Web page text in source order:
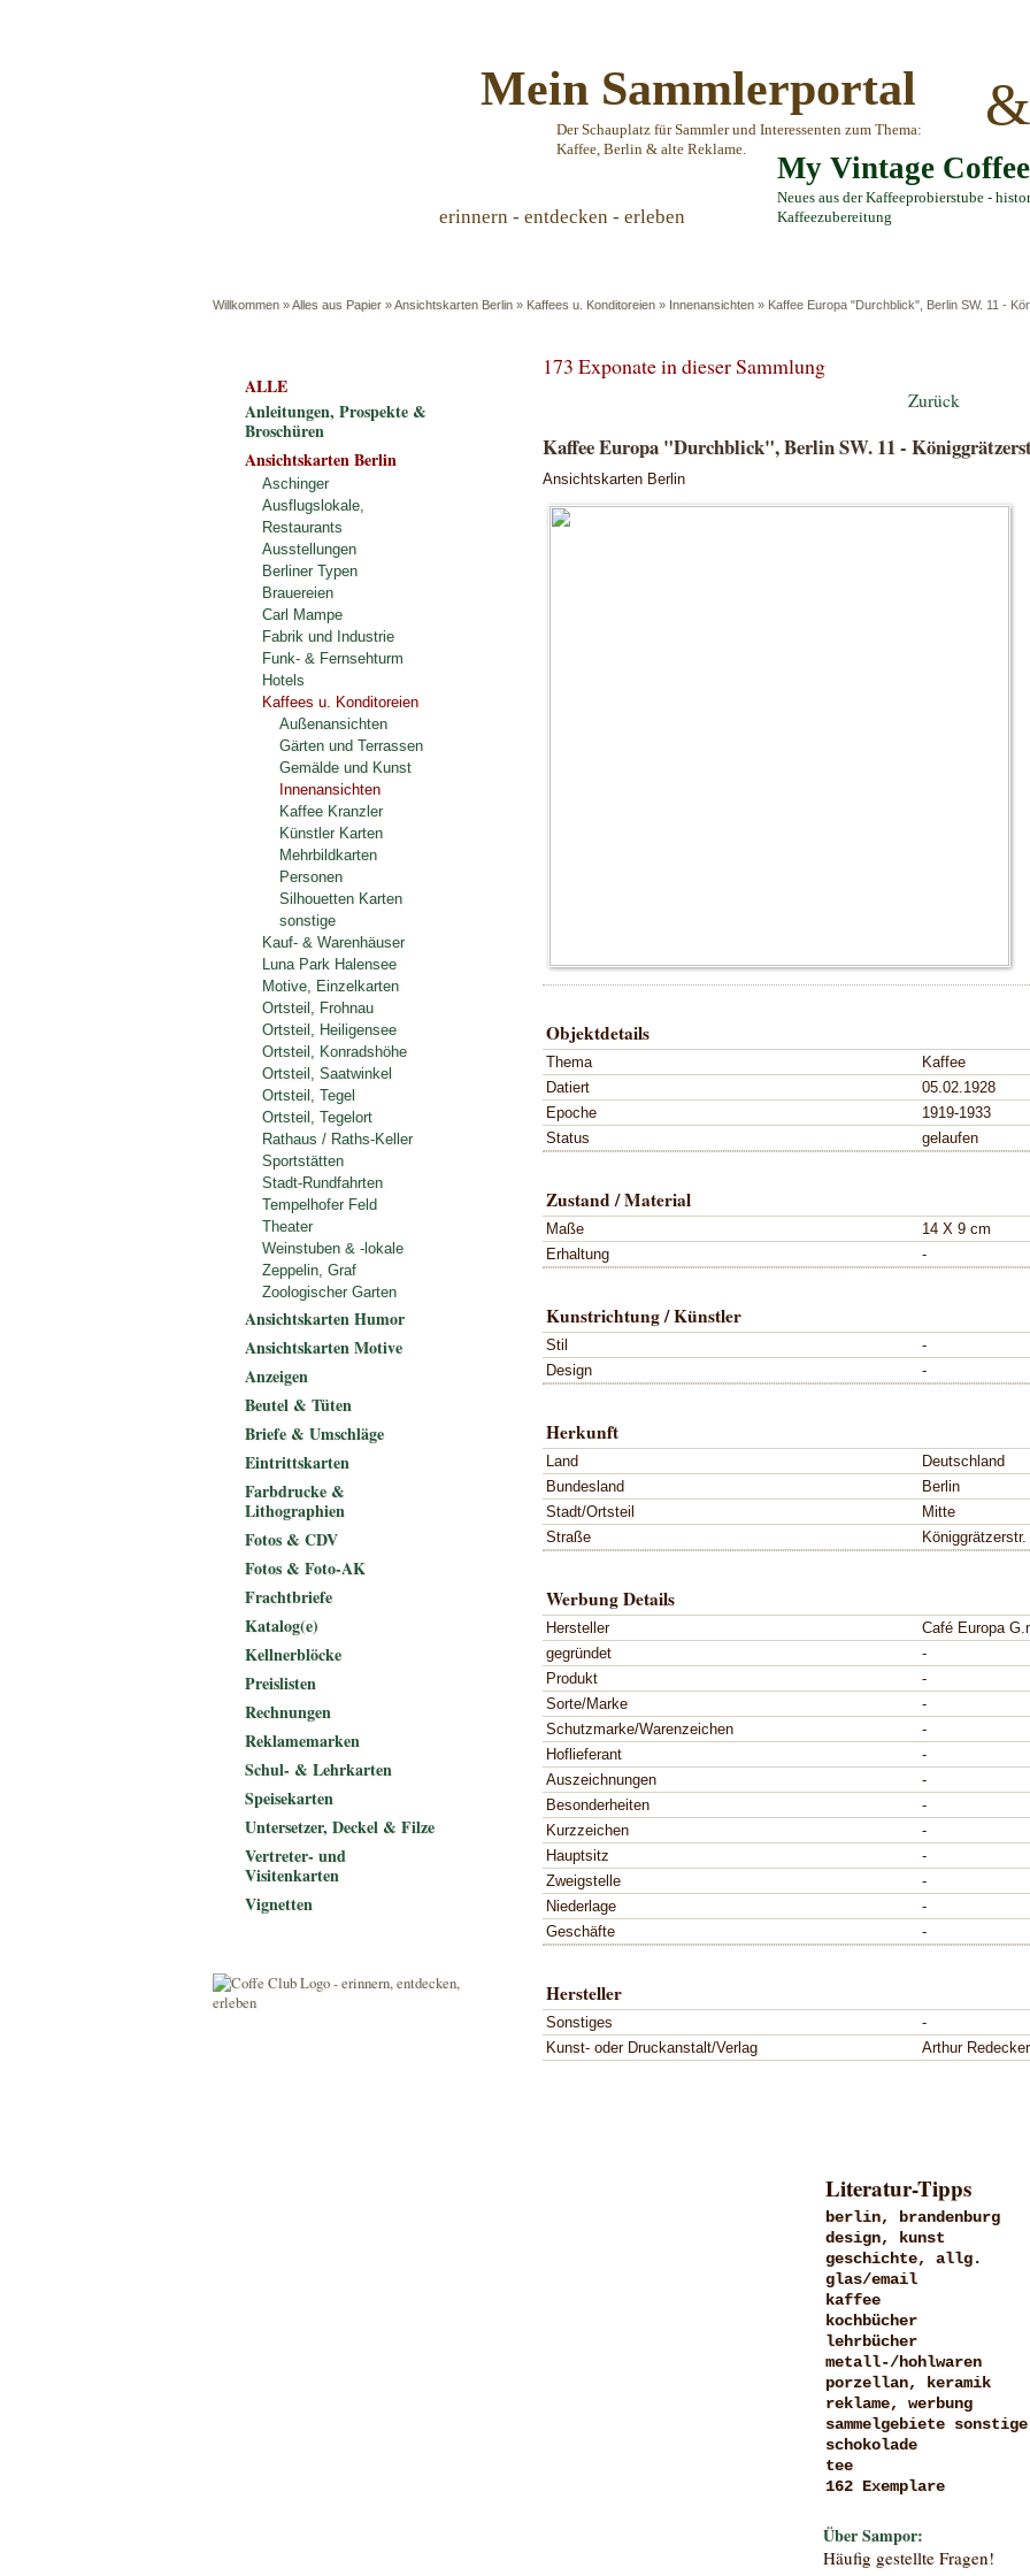
Mein Sammlerportal
Der Schauplatz für Sammler und Interessenten zum Thema:
Kaffee, Berlin & alte Reklame.
&
My Vintage
Neues aus der Kaffeeprobierstube -
Kaffeezubereitung
erinnern - entdecken - erleben
Willkommen »Alles aus Papier »Ansichtskarten Berlin » Kaffees u. Konditoreien » Innenansichten » Kaffee Europa "Durchblick", Berlin SW. 11 -
173 Exponate in dieser Sammlung
Zurück
Kaffee Europa "Durchblick", Berlin SW. 11 -
Ansichtskarten Berlin
Objektdetails
Thema
Kaffee
Datiert
05.02.1928
Epoche
1919-1933
Status
gelaufen
Zustand / Material
Maße
14 X 9 cm
Erhaltung
-
Kunstrichtung / Künstler
Stil
-
Design
-
Herkunft
Land
Deutschland
Bundesland
Berlin
Stadt/Ortsteil
Mitte
Straße
Königgrätzerstr.
Werbung Details
Hersteller
Café Europa
gegründet
-
Produkt
-
Sorte/Marke
-
Schutzmarke/Warenzeichen
-
Hoflieferant
-
Auszeichnungen
-
Besonderheiten
-
Kurzzeichen
-
Hauptsitz
-
Zweigstelle
-
Niederlage
-
Geschäfte
-
Hersteller
Sonstiges
-
Kunst- oder Druckanstalt/Verlag
Arthur
ALLE
Anleitungen, Prospekte &
Broschüren
Ansichtskarten Berlin
Aschinger
Ausflugslokale,
Restaurants
Ausstellungen
Berliner Typen
Brauereien
Carl Mampe
Fabrik und Industrie
Funk- & Fernsehturm
Hotels
Kaffees u. Konditoreien
Außenansichten
Gärten und Terrassen
Gemälde und Kunst
Innenansichten
Kaffee Kranzler
Künstler Karten
Mehrbildkarten
Personen
Silhouetten Karten
sonstige
Kauf- & Warenhäuser
Luna Park Halensee
Motive, Einzelkarten
Ortsteil, Frohnau
Ortsteil, Heiligensee
Ortsteil, Konradshöhe
Ortsteil, Saatwinkel
Ortsteil, Tegel
Ortsteil, Tegelort
Rathaus / Raths-Keller
Sportstätten
Stadt-Rundfahrten
Tempelhofer Feld
Theater
Weinstuben & -lokale
Zeppelin, Graf
Zoologischer Garten
Ansichtskarten Humor
Ansichtskarten Motive
Anzeigen
Beutel & Tüten
Briefe & Umschläge
Eintrittskarten
Farbdrucke &
Lithographien
Fotos & CDV
Fotos & Foto-AK
Frachtbriefe
Katalog(e)
Kellnerblöcke
Preislisten
Rechnungen
Reklamemarken
Schul- & Lehrkarten
Speisekarten
Untersetzer, Deckel & Filze
Vertreter- und
Visitenkarten
Vignetten
Literatur-Tipps
berlin, brandenburg
design, kunst
geschichte, allg.
glas/email
kaffee
kochbücher
lehrbücher
metall-/hohlwaren
porzellan, keramik
reklame, werbung
sammelgebiete sonstige
schokolade
tee
162 Exemplare
Über Sampor:
Häufig gestellte Fragen!